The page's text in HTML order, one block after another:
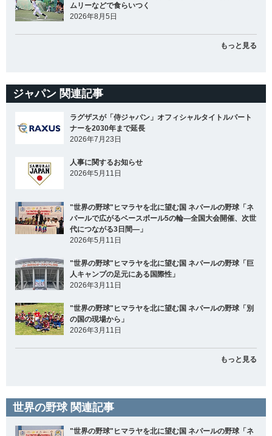
ムリーなどで食らいつく
2026年8月5日
もっと見る
ジャパン 関連記事
ラグザスが「侍ジャパン」オフィシャルタイトルパート
ナーを2030年まで延長
2026年7月23日
人事に関するお知らせ
2026年5月11日
"世界の野球"ヒマラヤを北に望む国 ネパールの野球「ネ
パールで広がるベースボール5の輪―全国大会開催、次世
代につながる3日間―」
2026年5月11日
"世界の野球"ヒマラヤを北に望む国 ネパールの野球「巨
人キャンプの足元にある国際性」
2026年3月11日
"世界の野球"ヒマラヤを北に望む国 ネパールの野球「別
の国の現場から」
2026年3月11日
もっと見る
世界の野球 関連記事
"世界の野球"ヒマラヤを北に望む国 ネパールの野球「ネ